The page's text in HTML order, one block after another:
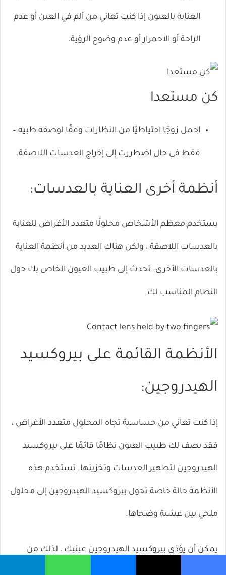
العناية بالعيون إذا كنت تعاني من ألم في العين أو عدم
الراحة أو الاحمرار أو عدم وضوح الرؤية.
كن مستعدا
احمل زوجًا احتياطيًا من النظارات وفقًا لوصفة طبية –
فقط في حال اضطررت إلى إخراج العدسات اللاصقة.
أنظمة أخرى العناية بالعدسات:
يستخدم معظم الأشخاص محلولًا متعدد الأغراض للعناية
بالعدسات اللاصقة ، ولكن هناك العديد من أنظمة العناية
بالعدسات الأخرى. تحدث إلى طبيب العيون الخاص بك حول
النظام المناسب لك.
الأنظمة القائمة على بيروكسيد
الهيدروجين:
إذا كنت تعاني من حساسية تجاه المحلول متعدد الأغراض ،
فقد يصف لك طبيب العيون نظامًا قائمًا على بيروكسيد
الهيدروجين لتطهير العدسات وتخزينها. تستخدم هذه
الأنظمة حالة خاصة تحول بيروكسيد الهيدروجين إلى محلول
ملحي بين عشية وضحاها.
يمكن أن يؤذي بيروكسيد الهيدروجين عينيك ، لذلك من